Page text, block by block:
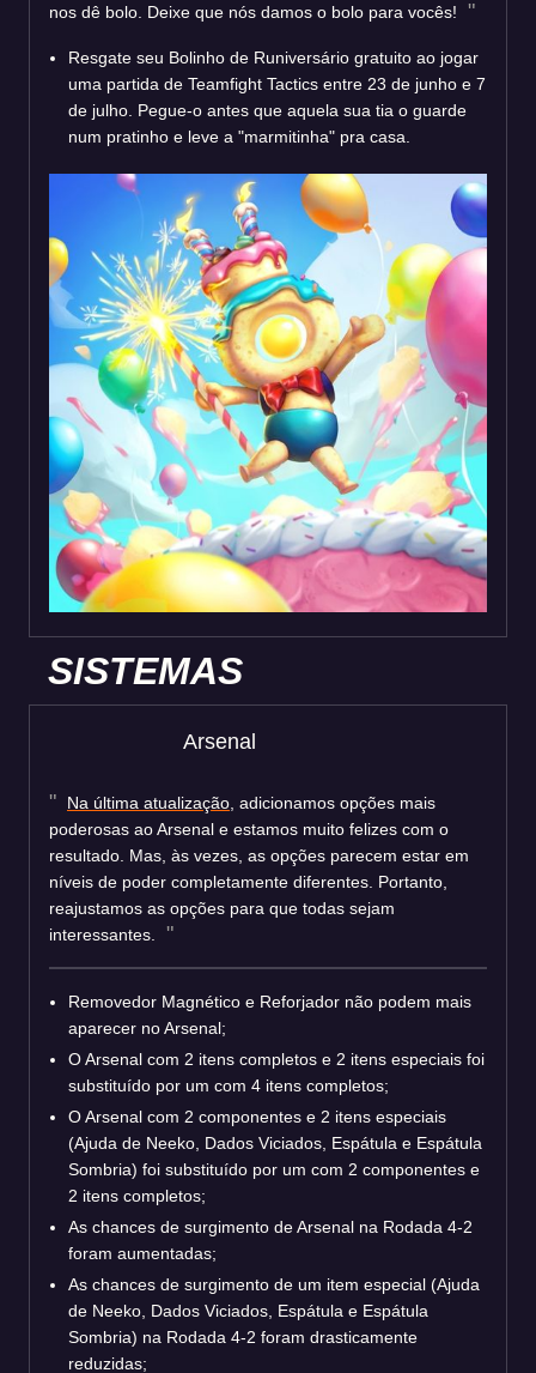
nos dê bolo. Deixe que nós damos o bolo para vocês!
Resgate seu Bolinho de Runiversário gratuito ao jogar
uma partida de Teamfight Tactics entre 23 de junho e 7
de julho. Pegue-o antes que aquela sua tia o guarde
num pratinho e leve a "marmitinha" pra casa.
SISTEMAS
Arsenal
Na última atualização , adicionamos opções mais
poderosas ao Arsenal e estamos muito felizes com o
resultado. Mas, às vezes, as opções parecem estar em
níveis de poder completamente diferentes. Portanto,
reajustamos as opções para que todas sejam
interessantes.
Removedor Magnético e Reforjador não podem mais
aparecer no Arsenal;
O Arsenal com 2 itens completos e 2 itens especiais foi
substituído por um com 4 itens completos;
O Arsenal com 2 componentes e 2 itens especiais
(Ajuda de Neeko, Dados Viciados, Espátula e Espátula
Sombria) foi substituído por um com 2 componentes e
2 itens completos;
As chances de surgimento de Arsenal na Rodada 4-2
foram aumentadas;
As chances de surgimento de um item especial (Ajuda
de Neeko, Dados Viciados, Espátula e Espátula
Sombria) na Rodada 4-2 foram drasticamente
reduzidas;